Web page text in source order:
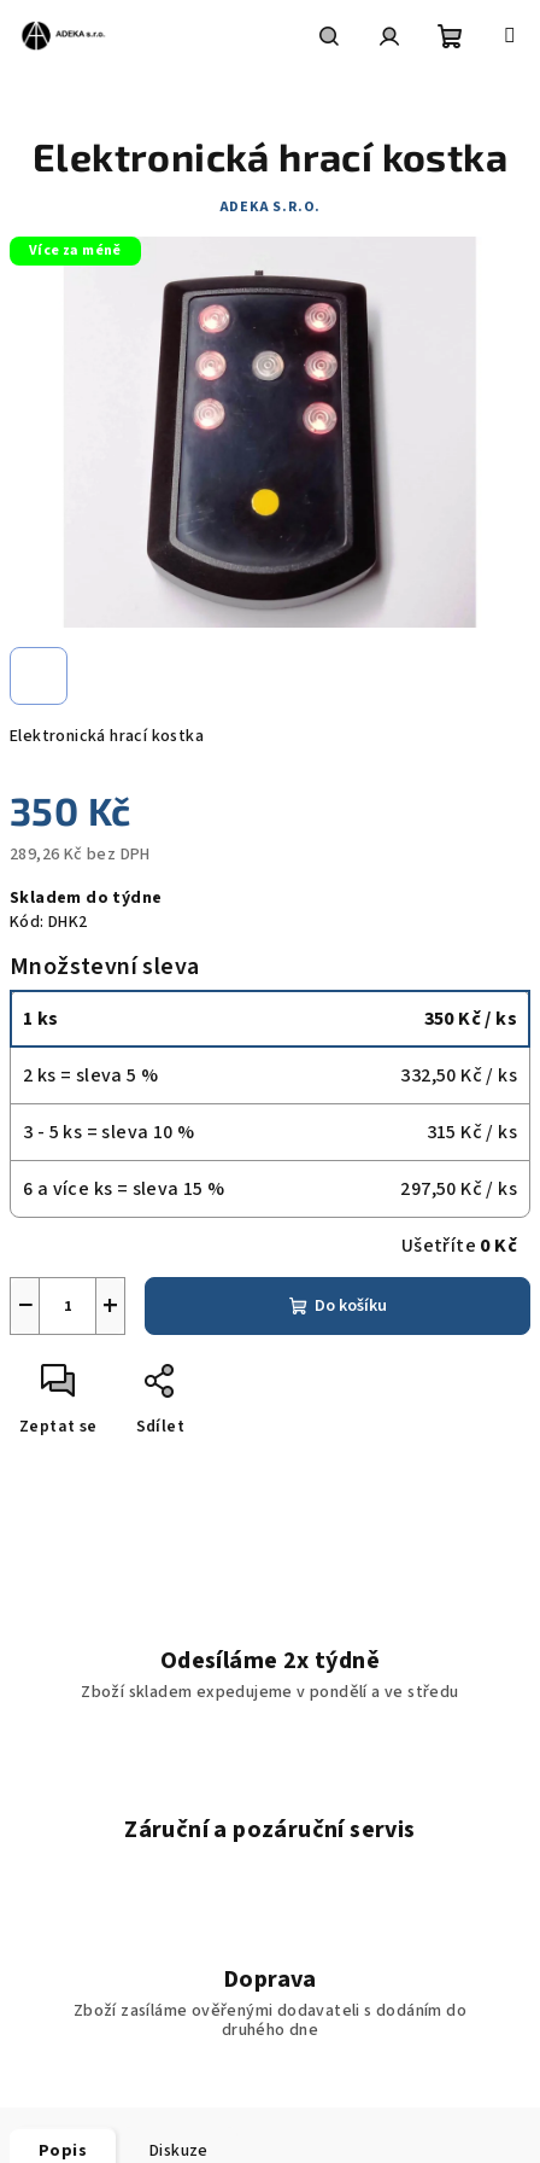
košík
Elektronická hrací kostka
350 Kč
289,26 Kč bez DPH
cena:
Skladem do týdne
Kód: DHK2
Množstevní sleva
1 ks 350 Kč/ ks
2 ks = sleva 5 % 332,50 Kč/ ks
3 - 5 ks = sleva 10 % 315 Kč/ ks
6 a více ks = sleva 15 % 297,50 Kč/ ks
Ušetříte 0 Kč
+
− Do košíku
Zeptat se Sdílet
Elektronická hrací kostka
ADEKA S.R.O.
Více za méně
Odesíláme 2x týdně
Zboží skladem expedujeme v pondělí a ve středu
Záruční a pozáruční servis
Doprava
Zboží zasíláme ověřenými dodavateli s dodáním do
druhého dne
Popis Diskuze